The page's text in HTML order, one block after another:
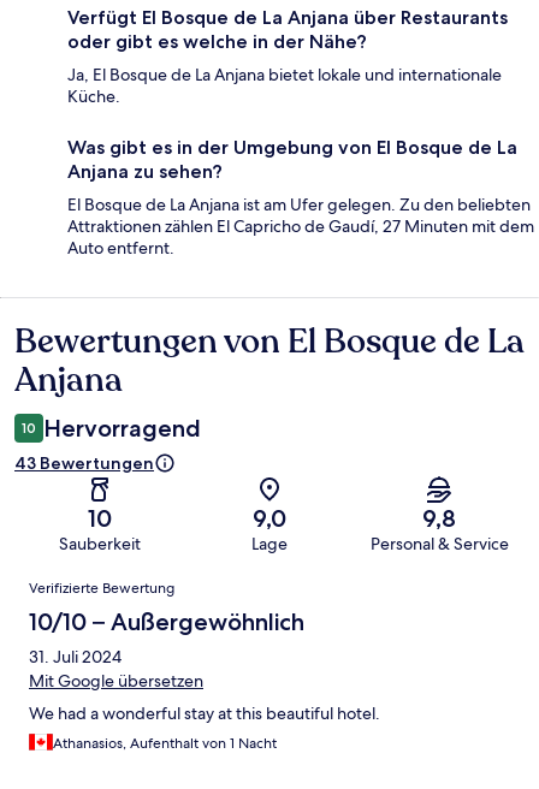
Verfügt El Bosque de La Anjana über Restaurants
oder gibt es welche in der Nähe?
Ja, El Bosque de La Anjana bietet lokale und internationale
Küche.
Was gibt es in der Umgebung von El Bosque de La
Anjana zu sehen?
El Bosque de La Anjana ist am Ufer gelegen. Zu den beliebten
Attraktionen zählen El Capricho de Gaudí, 27 Minuten mit dem
Auto entfernt.
Bewertungen
Bewertungen von El Bosque de La
Anjana
10 Hervorragend
43 Bewertungen
10
Sauberkeit
9,0
Lage
9,8
Personal & Service
Bewertungen
Verifizierte Bewertung
10/10 – Außergewöhnlich
31. Juli 2024
Mit Google übersetzen
We had a wonderful stay at this beautiful hotel.
Athanasios, Aufenthalt von 1 Nacht